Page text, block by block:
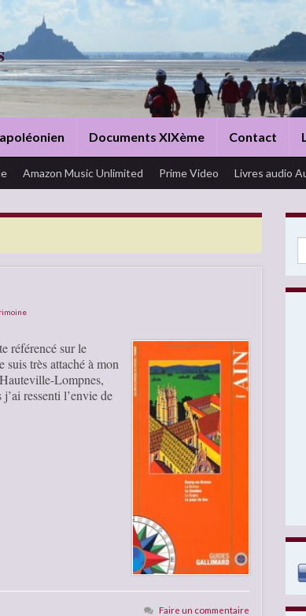
Documents XIXème Contact
Amazon Music Unlimited Prime Video Livres audio
référencé sur le
très attaché à mon
Lompnes,
ressenti l’envie de
Faire un commentaire